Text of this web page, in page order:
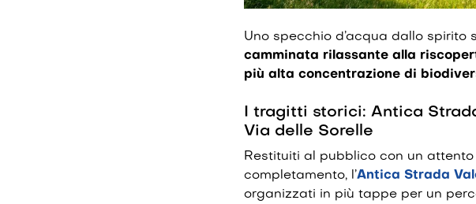
Uno specchio d’acqua dallo
camminata rilassante alla
più alta concentrazione di
I tragitti storici: Antica
Via delle Sorelle
Restituiti al pubblico con un
completamento, l’Antica Strada
organizzati in più tappe per un